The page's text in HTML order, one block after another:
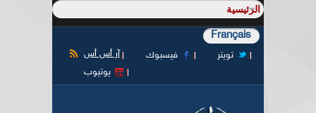
Français
آر أس أس فيسبوك
تويتر
يوتيوب